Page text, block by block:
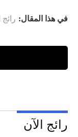
في هذا المقال: رائج
رائج الآن